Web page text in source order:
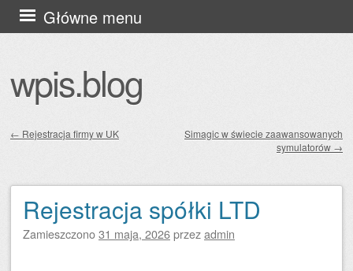
wpis.blog
Główne menu
Przejdź
do
← Rejestracja firmy w UK
Simagic w świecie zaawansowanych
symulatorów →
Rejestracja spółki LTD
Zamieszczono31 maja, 2026przezadmin